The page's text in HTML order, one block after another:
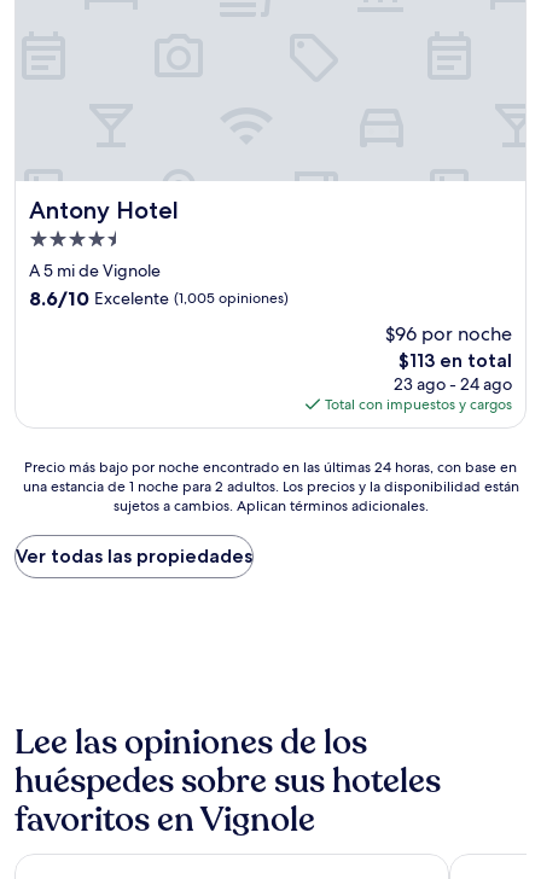
Antony Hotel
Antony Hotel
Propiedad
de
4.5
A 5 mi de Vignole
8.6
8.6/10 Excelente (1,005 opiniones)
$96 por noche
El
precio
actual
es
$113
$113 en total
23 ago - 24 ago
Total con impuestos y cargos
Precio
más
por
noche
encontrado
base
en
una
estancia
de
1
noche
Precio más bajo por noche encontrado en las últimas 24 horas, con base en
una estancia de 1 noche para 2 adultos. Los precios y la disponibilidad están
sujetos a cambios. Aplican términos adicionales.
Ver todas las propiedades
Lee las opiniones de los
huéspedes sobre sus hoteles
favoritos en Vignole
B&B HOTEL Venezia Laguna Palazzo